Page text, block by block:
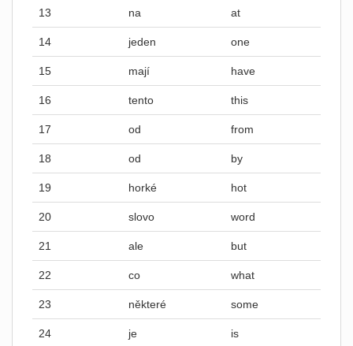
13 na at
14 jeden one
15 mají have
16 tento this
17 od from
18 od by
19 horké hot
20 slovo word
21 ale but
22 co what
23 některé some
24 je is